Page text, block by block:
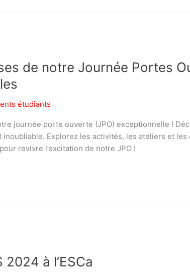
de notre Journée Portes
étudiants
journée porte ouverte (JPO) exceptionnelle !
Explorez les activités, les ateliers et
revivre l’excitation de notre JPO !
à l’ESCa